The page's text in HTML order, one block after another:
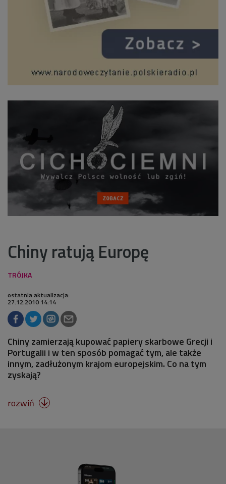
Chiny ratują Europę
ostatnia aktualizacja:
27.12.2010 14:14
Chiny zamierzają kupować papiery skarbowe Grecji i
Portugalii i w ten sposób pomagać tym, ale także
innym, zadłużonym krajom europejskim. Co na tym
zyskają?
rozwiń 